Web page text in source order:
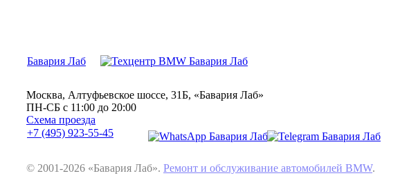
Бавария Лаб
Москва, Алтуфьевское шоссе, 31Б, «Бавария Лаб»
ПН-СБ с 11:00 до 20:00
Схема проезда
+7 (495) 923-55-45
© 2001-2026 «Бавария Лаб». Ремонт и обслуживание автомобилей BMW.